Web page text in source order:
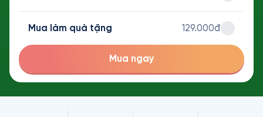
Mua làm quà tặng 129.000đ
Mua ngay